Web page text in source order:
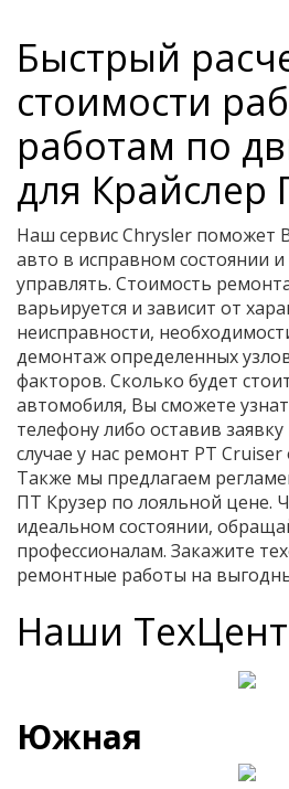
Быстрый
стоимости
работам по
для Крайслер
Наш сервис Chrysler поможет
авто в исправном состоянии
управлять. Стоимость
варьируется и зависит от
неисправности,
демонтаж определенных
факторов. Сколько будет
автомобиля, Вы сможете
телефону либо оставив
случае у нас ремонт PT
Также мы предлагаем
ПТ Крузер по лояльной цене.
идеальном состоянии,
профессионалам. Закажите
ремонтные работы на
Наши
Южная